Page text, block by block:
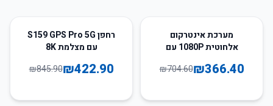
מערכת אינטרקום
אלחוטית 1080P עם
₪366.40
₪704.60
50
רחפן S159 GPS Pro 5G
עם מצלמת 8K
₪422.90
₪845.90